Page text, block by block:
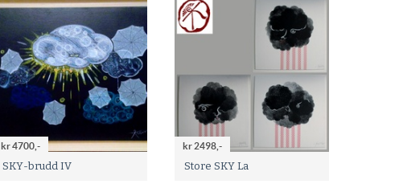
kr 4700,-
SKY-brudd IV
kr 2498,-
Store SKY La